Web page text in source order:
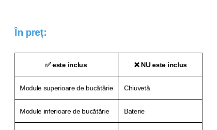
În preț:
✅ este inclus ❌ NU este inclus
Module superioare de bucătărie Chiuvetă
Module inferioare de bucătărie Baterie